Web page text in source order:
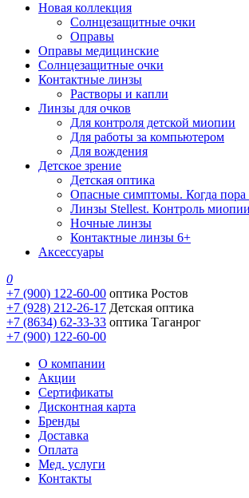
Новая коллекция
Солнцезащитные очки
Оправы
Оправы медицинские
Солнцезащитные очки
Контактные линзы
Растворы и капли
Линзы для очков
Для контроля детской миопии
Для работы за компьютером
Для вождения
Детское зрение
Детская оптика
Опасные симптомы. Когда пора
Линзы Stellest. Контроль миопии
Ночные линзы
Контактные линзы 6+
Аксессуары
0
+7 (900) 122-60-00 оптика Ростов
+7 (928) 212-26-17 Детская оптика
+7 (8634) 62-33-33 оптика Таганрог
+7 (900) 122-60-00
О компании
Акции
Сертификаты
Дисконтная карта
Бренды
Доставка
Оплата
Мед. услуги
Контакты